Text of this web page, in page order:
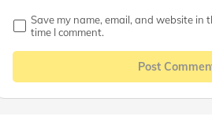
Save my name, email, and website in
time I comment.
Post